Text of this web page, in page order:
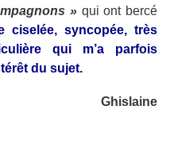
» qui ont bercé
ciselée, syncopée, très
qui m’a parfois
du sujet.
Ghislaine